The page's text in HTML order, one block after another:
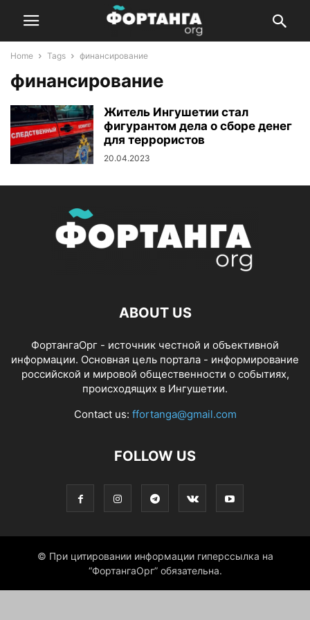
Home Tags финансирование
финансирование
Житель Ингушетии стал
фигурантом дела о сборе денег
для террористов
20.04.2023
ABOUT US
ФортангаОрг - источник честной и объективной
информации. Основная цель портала - информирование
российской и мировой общественности о событиях,
происходящих в Ингушетии.
Contact us: ffortanga@gmail.com
FOLLOW US
© При цитировании информации гиперссылка на
“ФортангаОрг” обязательна.